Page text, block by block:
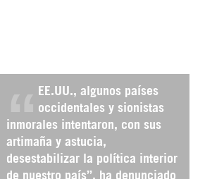
EE.UU., algunos países
occidentales y sionistas
inmorales intentaron, con sus
artimaña y astucia,
desestabilizar la política interior
de nuestro país”, ha denunciado